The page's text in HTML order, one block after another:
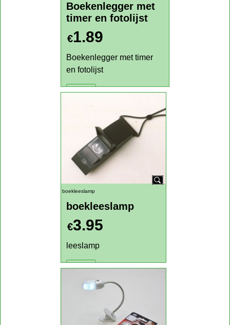
papierklip
papierklip
€0.25
papierklip
Boekenlegger met
timer en fotolijst
€1.89
Boekenlegger met timer
en fotolijst